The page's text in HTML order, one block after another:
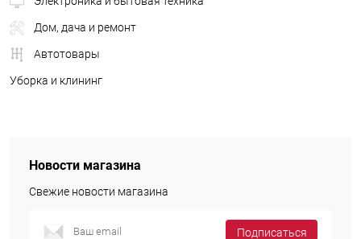
Дом, дача и ремонт
Автотовары
Уборка и клининг
Новости магазина
Свежие новости магазина
Подписаться